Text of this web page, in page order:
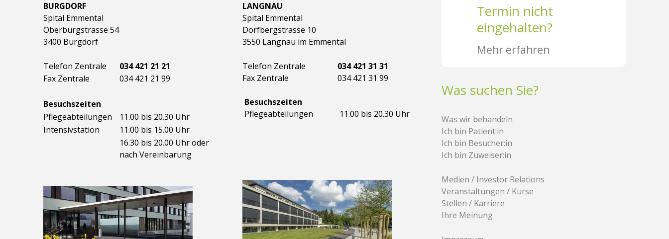
BURGDORF
Spital Emmental
Oberburgstrasse 54
3400 Burgdorf
Telefon Zentrale
034 421 21 21
Fax Zentrale
034 421 21 99
Besuchszeiten
Pflegeabteilungen
11.00 bis 20.30 Uhr
Intensivstation
11.00 bis 15.00 Uhr
16.30 bis 20.00 Uhr oder
nach Vereinbarung
LANGNAU
Spital Emmental
Dorfbergstrasse 10
3550 Langnau im Emmental
Telefon Zentrale
034 421 31 31
Fax Zentrale
034 421 31 99
Besuchszeiten
Pflegeabteilungen
11.00 bis 20.30 Uhr
Termin nicht
eingehalten?
Mehr erfahren
Was suchen Sie?
Was wir behandeln
Ich bin Patient:in
Ich bin Besucher:in
Ich bin Zuweiser:in
Medien / Investor Relations
Veranstaltungen / Kurse
Stellen / Karriere
Ihre Meinung